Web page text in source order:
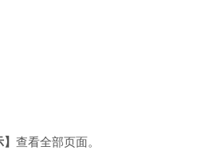
查看全部页面。